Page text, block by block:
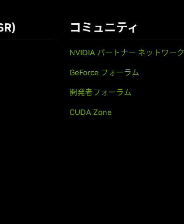
コミュニティ
NVIDIA パートナー ネットワーク
GeForce フォーラム
開発者フォーラム
CUDA Zone